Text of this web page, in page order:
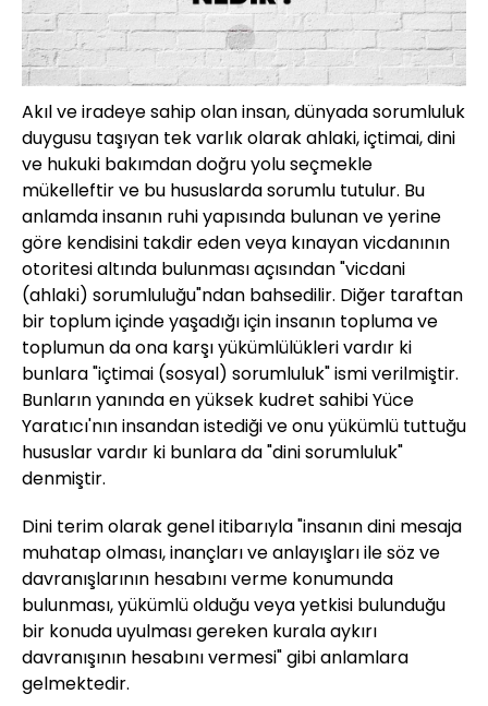
Akıl ve iradeye sahip olan insan, dünyada sorumluluk
duygusu taşıyan tek varlık olarak ahlaki, içtimai, dini
ve hukuki bakımdan doğru yolu seçmekle
mükelleftir ve bu hususlarda sorumlu tutulur. Bu
anlamda insanın ruhi yapısında bulunan ve yerine
göre kendisini takdir eden veya kınayan vicdanının
otoritesi altında bulunması açısından "vicdani
(ahlaki) sorumluluğu"ndan bahsedilir. Diğer taraftan
bir toplum içinde yaşadığı için insanın topluma ve
toplumun da ona karşı yükümlülükleri vardır ki
bunlara "içtimai (sosyal) sorumluluk" ismi verilmiştir.
Bunların yanında en yüksek kudret sahibi Yüce
Yaratıcı'nın insandan istediği ve onu yükümlü tuttuğu
hususlar vardır ki bunlara da "dini sorumluluk"
denmiştir.
Dini terim olarak genel itibarıyla "insanın dini mesaja
muhatap olması, inançları ve anlayışları ile söz ve
davranışlarının hesabını verme konumunda
bulunması, yükümlü olduğu veya yetkisi bulunduğu
bir konuda uyulması gereken kurala aykırı
davranışının hesabını vermesi" gibi anlamlara
gelmektedir.